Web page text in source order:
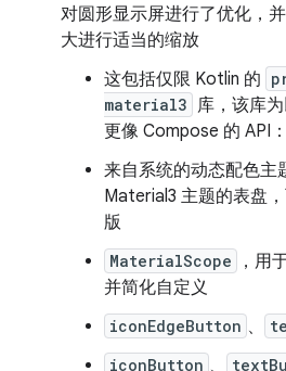
对圆形显示屏进行了优化，
大进行适当的缩放
这包括仅限 Kotlin 的
material3 库，该库
更像 Compose 的 API：
来自系统的动态配色主
Material3 主题的表盘
版
MaterialScope
，用
并简化自定义
iconEdgeButton 、
iconButton 、